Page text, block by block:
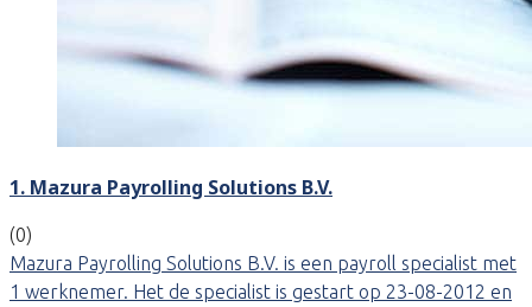
1. Mazura Payrolling Solutions B.V.
(0)
Mazura Payrolling Solutions B.V. is een payroll specialist met
1 werknemer. Het de specialist is gestart op 23-08-2012 en